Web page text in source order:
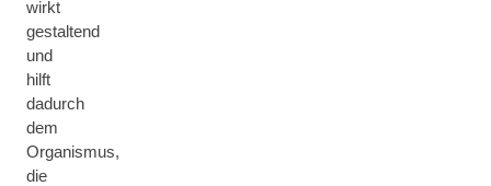
wirkt
gestaltend
und
hilft
dadurch
dem
Organismus,
die